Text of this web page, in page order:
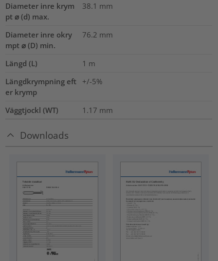
Diameter inre krym
pt ⌀ (d) max.
38.1 mm
Diameter inre okry
mpt ⌀ (D) min.
76.2 mm
Längd (L) 1 m
Längdkrympning eft
er krymp
+/-5%
Väggtjockl (WT) 1.17 mm
Downloads